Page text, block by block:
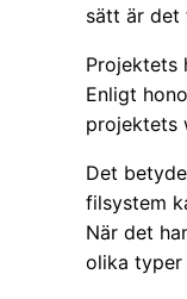
sätt är det
Projektets
Enligt
projektets
Det
filsystem
När det
olika typer